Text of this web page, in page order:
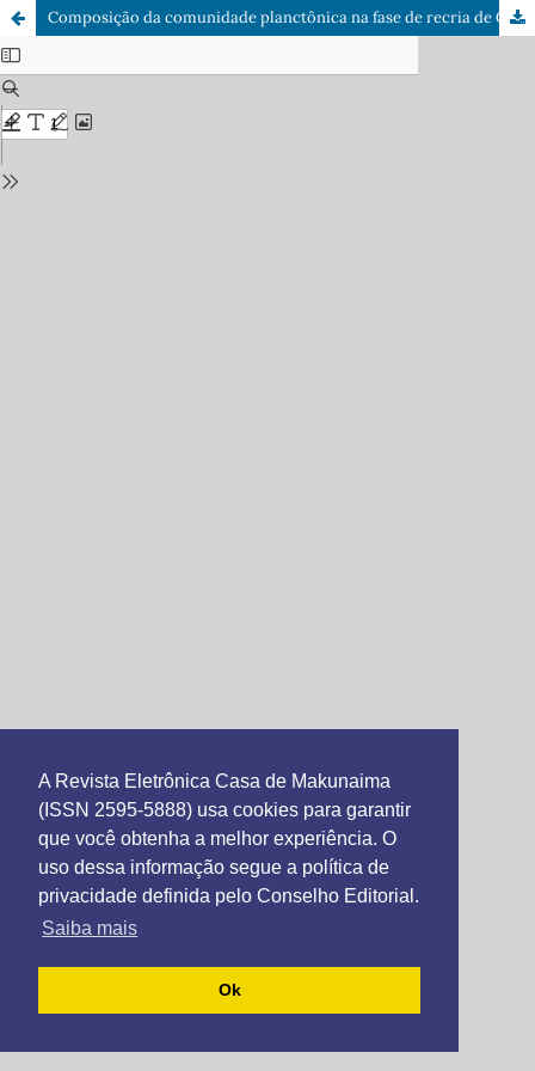
A Revista Eletrônica Casa de Makunaima
(ISSN 2595-5888) usa cookies para garantir
que você obtenha a melhor experiência. O
uso dessa informação segue a política de
privacidade definida pelo Conselho Editorial.
Saiba mais
Ok
Composição da comunidade planctônica na fase de recria de Colossoma macropomum em viveiros escavados